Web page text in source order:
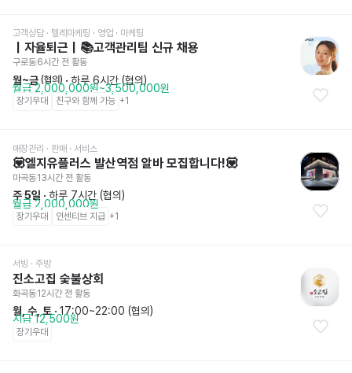
고객상담 · 텔레마케팅 · 영업 · 마케팅
｜자율퇴근｜📚고객관리팀 신규 채용
구로동6시간 전 활동
월~금 (협의) · 하루 6시간 (협의)
월급 2,000,000원~3,500,000원
장기우대 친구와 함께 가능 +1
매장관리 · 판매 · 서비스
💟엘지유플러스 발산역점 알바 모집합니다!💟
마곡동13시간 전 활동
주 5일 · 하루 7시간 (협의)
월급 2,000,000원
장기우대 인센티브 지급 +1
서빙 · 주방
진소고집 숯불상회
화곡동12시간 전 활동
월, 수, 토 · 17:00~22:00 (협의)
시급 12,500원
장기우대